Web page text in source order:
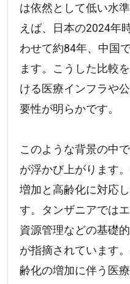
は依然として低い水
えば、日本の2024年
わせて約84年、中国
ます。こうした比較
ける医療インフラや
要性が明らかです。
このような背景の中
が浮かび上がります
増加と高齢化に対応
す。タンザニアでは
資源管理などの基礎
が指摘されています
齢化の増加に伴う医